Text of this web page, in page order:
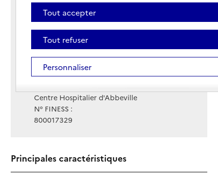
80 route de Doullens
80100 - Abbeville
Voir itinéraire
Téléphone :
Contact
Contact
Site Internet
Site internet non renseigné
Centre Hospitalier d'Abbeville
N° FINESS :
800017329
Principales caractéristiques
Tout accepter
Tout refuser
Personnaliser